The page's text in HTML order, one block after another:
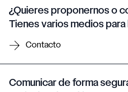
¿Quieres proponernos o
Tienes varios medios
Contacto
Comunicar de forma